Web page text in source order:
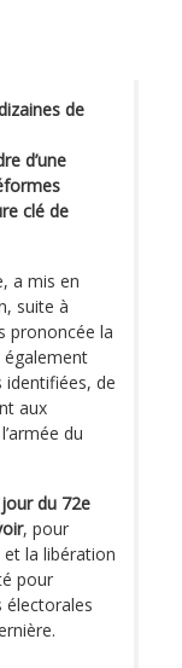
de
d’une
clé de
a mis en
suite à
prononcée la
également
identifiées, de
aux
du
jour du 72e
, pour
la libération
pour
électorales